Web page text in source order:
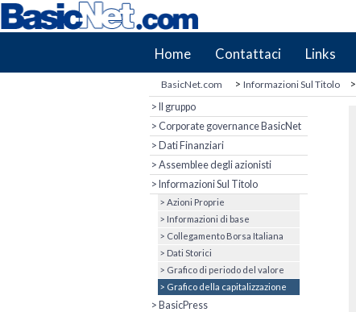
Home Contattaci Links
BasicNet.com > Informazioni Sul Titolo >
> Il gruppo
> Corporate governance BasicNet
> Dati Finanziari
> Assemblee degli azionisti
> Informazioni Sul Titolo
> Azioni Proprie
> Informazioni di base
> Collegamento Borsa Italiana
> Dati Storici
> Grafico di periodo del valore
> Grafico della capitalizzazione
> BasicPress